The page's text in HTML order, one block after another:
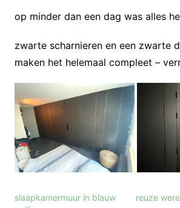
op minder dan een dag was alles
zwarte scharnieren en een zwarte
maken het helemaal compleet –
slaapkamermuur in blauw
reuze